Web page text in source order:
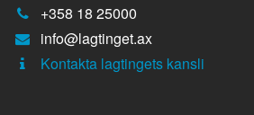
Telefonnummer:
+358 18 25000
E-
post:
info@lagtinget.ax
Fler:
Kontakta lagtingets kansli